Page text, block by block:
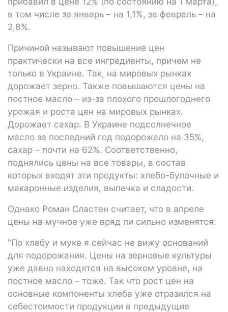
в том числе за январь – на 1,1%, за февраль – на
2,8%.
Причиной называют повышение цен
практически на все ингредиенты, причем не
только в Украине. Так, на мировых рынках
дорожает зерно. Также повышаются цены на
постное масло – из-за плохого прошлогоднего
урожая и роста цен на мировых рынках.
Дорожает сахар. В Украине подсолнечное
масло за последний год подорожало на 35%,
сахар – почти на 62%. Соответственно,
поднялись цены на все товары, в состав
которых входят эти продукты: хлебо-булочные и
макаронные изделия, выпечка и сладости.
Однако Роман Сластен считает, что в апреле
цены на мучное уже вряд ли сильно изменятся:
"По хлебу и муке я сейчас не вижу оснований
для подорожания. Цены на зерновые культуры
уже давно находятся на высоком уровне, на
постное масло – тоже. Так что рост цен на
основные компоненты хлеба уже отразился на
себестоимости продукции в предыдущие